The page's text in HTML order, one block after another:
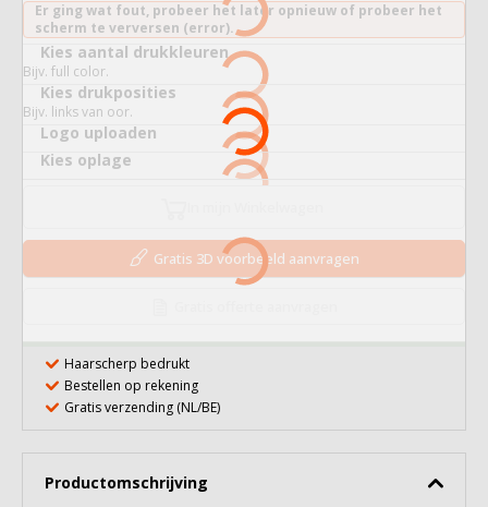
Er ging wat fout, probeer het later opnieuw of probeer het
scherm te verversen (error).
Kies aantal drukkleuren
Bijv. full color.
Kies drukposities
Bijv. links van oor.
Logo uploaden
Kies oplage
Gratis 3D voorbeeld aanvragen
Haarscherp bedrukt
Bestellen op rekening
Gratis verzending (NL/BE)
Productomschrijving